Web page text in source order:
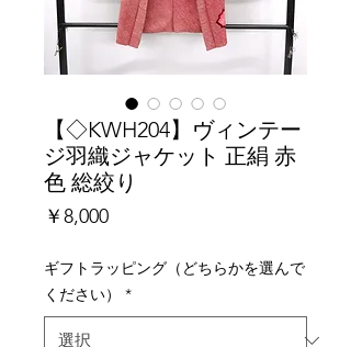
【◇KWH204】ヴィンテー
ジ羽織ジャケット 正絹 赤
色 総絞り
￥8,000価
ギフトラッピング（どちらかを選んで
ください）
*